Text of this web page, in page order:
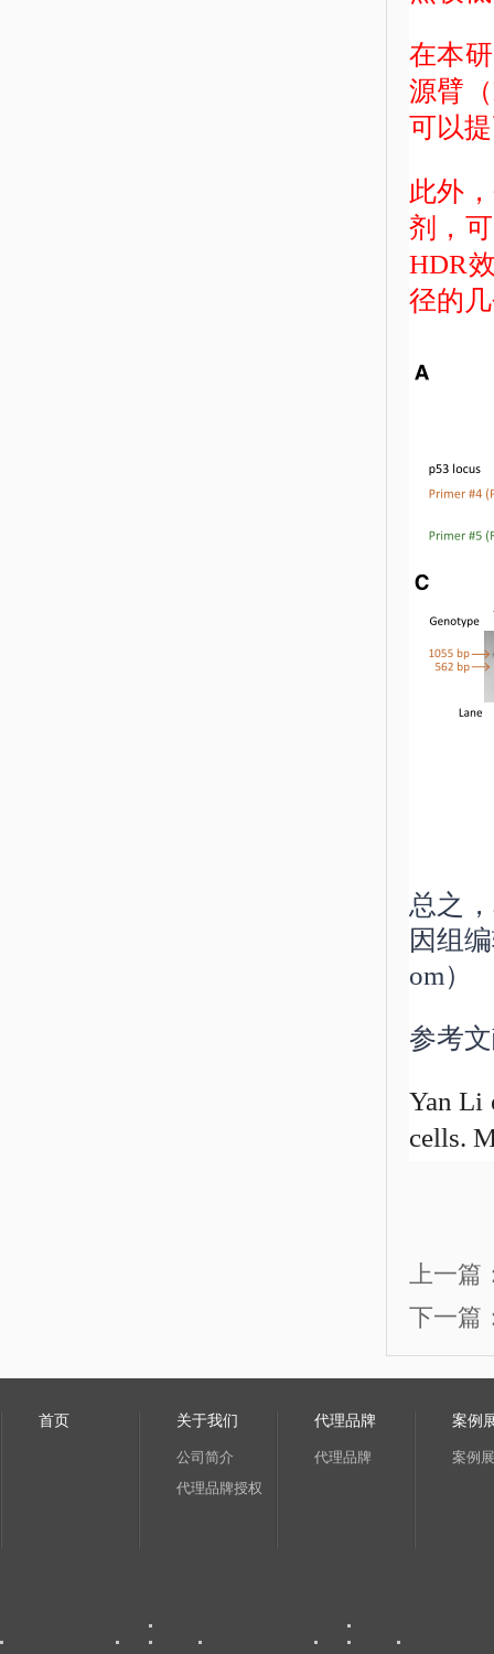
在本
源臂
可以
此外
剂，
HDR
径的
总之
因组
om）
参考
Yan Li
cells.
上一篇
下一篇
首页 关于我们
公司简介
代理品牌授权
代理品牌
代理品牌
案例
案例